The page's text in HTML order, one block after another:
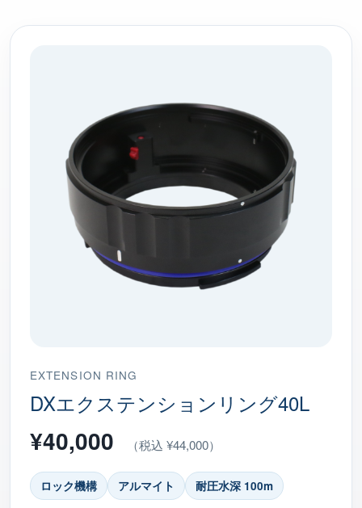
EXTENSION RING
DXエクステンションリング40L
¥40,000 （税込 ¥44,000）
ロック機構 アルマイト 耐圧水深 100m